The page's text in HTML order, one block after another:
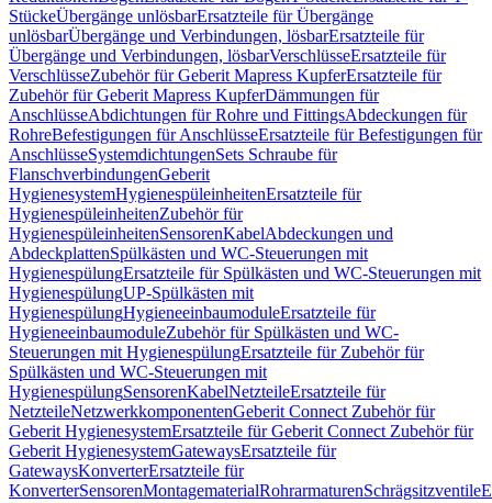
StückeÜbergänge unlösbarErsatzteile für Übergänge
unlösbarÜbergänge und Verbindungen, lösbarErsatzteile für
Übergänge und Verbindungen, lösbarVerschlüsseErsatzteile für
VerschlüsseZubehör für Geberit Mapress KupferErsatzteile für
Zubehör für Geberit Mapress KupferDämmungen für
AnschlüsseAbdichtungen für Rohre und FittingsAbdeckungen für
RohreBefestigungen für AnschlüsseErsatzteile für Befestigungen für
AnschlüsseSystemdichtungenSets Schraube für
FlanschverbindungenGeberit
HygienesystemHygienespüleinheitenErsatzteile für
HygienespüleinheitenZubehör für
HygienespüleinheitenSensorenKabelAbdeckungen und
AbdeckplattenSpülkästen und WC-Steuerungen mit
HygienespülungErsatzteile für Spülkästen und WC-Steuerungen mit
HygienespülungUP-Spülkästen mit
HygienespülungHygieneeinbaumoduleErsatzteile für
HygieneeinbaumoduleZubehör für Spülkästen und WC-
Steuerungen mit HygienespülungErsatzteile für Zubehör für
Spülkästen und WC-Steuerungen mit
HygienespülungSensorenKabelNetzteileErsatzteile für
NetzteileNetzwerkkomponentenGeberit Connect Zubehör für
Geberit HygienesystemErsatzteile für Geberit Connect Zubehör für
Geberit HygienesystemGatewaysErsatzteile für
GatewaysKonverterErsatzteile für
KonverterSensorenMontagematerialRohrarmaturenSchrägsitzventile